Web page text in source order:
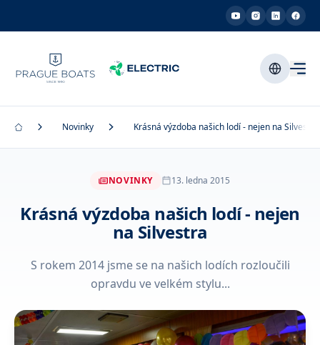
Novinky Krásná výzdoba našich lodí - nejen na Silvestra
NOVINKY 13. ledna 2015
Krásná výzdoba našich lodí - nejen
na Silvestra
S rokem 2014 jsme se na našich lodích rozloučili
opravdu ve velkém stylu...